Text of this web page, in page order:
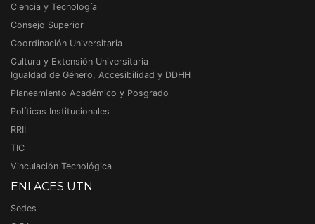
Ciencia y Tecnología
Consejo Superior
Coordinación Universitaria
Cultura y Extensión Universitaria
Igualdad de Género, Accesibilidad y DDHH
Planeamiento Académico y Posgrado
Políticas Institucionales
RRII
TIC
Vinculación Tecnológica
ENLACES UTN
Sedes